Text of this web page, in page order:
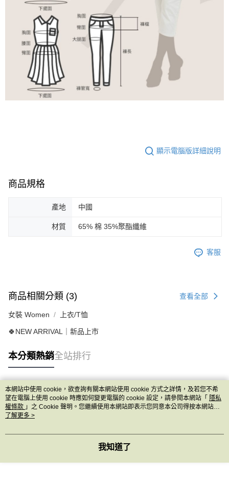
顯示電腦版詳細說明
商品規格
產地 中國
材質 65% 棉 35%聚酯纖維
客服
商品相關分類 (3) 查看全部
女裝 Women 上衣/T恤
🍀NEW ARRIVAL｜新品上市
本分類熱銷全站排行
熱門標籤
本網站中使用 cookie，欲查詢有關本網站使用 cookie 方式之詳情，及若您不希
望在電腦上使用 cookie 時應如何變更電腦的 cookie 設定，請參閱本網站「 隱私
權條款 」之 Cookie 聲明。您繼續使用本網站即表示您同意本公司得按本網站使
用條款之 Cookie 聲明使用 cookie。
了解更多 >
我知道了